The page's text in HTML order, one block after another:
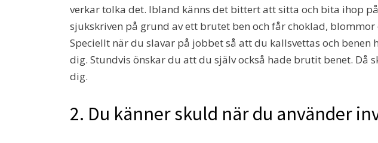
verkar tolka det. Ibland känns det bittert att sitta och bita ihop
sjukskriven på grund av ett brutet ben och får choklad, blommor
Speciellt när du slavar på jobbet så att du kallsvettas och benen
dig. Stundvis önskar du att du själv också hade brutit benet. Då
dig.
2. Du känner skuld när du använder